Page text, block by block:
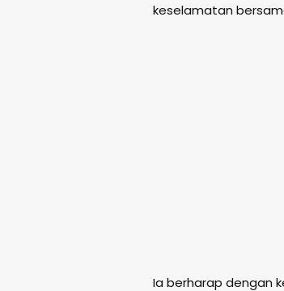
keselamatan
Ia berharap dengan